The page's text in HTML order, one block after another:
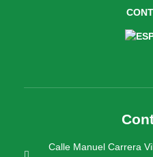
Calle Manuel Carrera